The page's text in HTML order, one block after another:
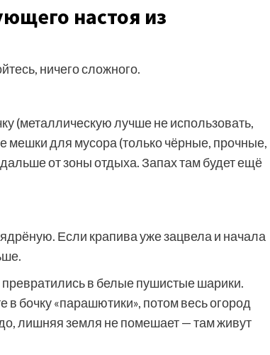
настоя из
ничего сложного.
(металлическую лучше не использовать,
мешки для мусора (только чёрные, прочные,
от зоны отдыха. Запах там будет ещё
Если крапива уже зацвела и начала
превратились в белые пушистые шарики.
бочку «парашютики», потом весь огород
лишняя земля не помешает — там живут